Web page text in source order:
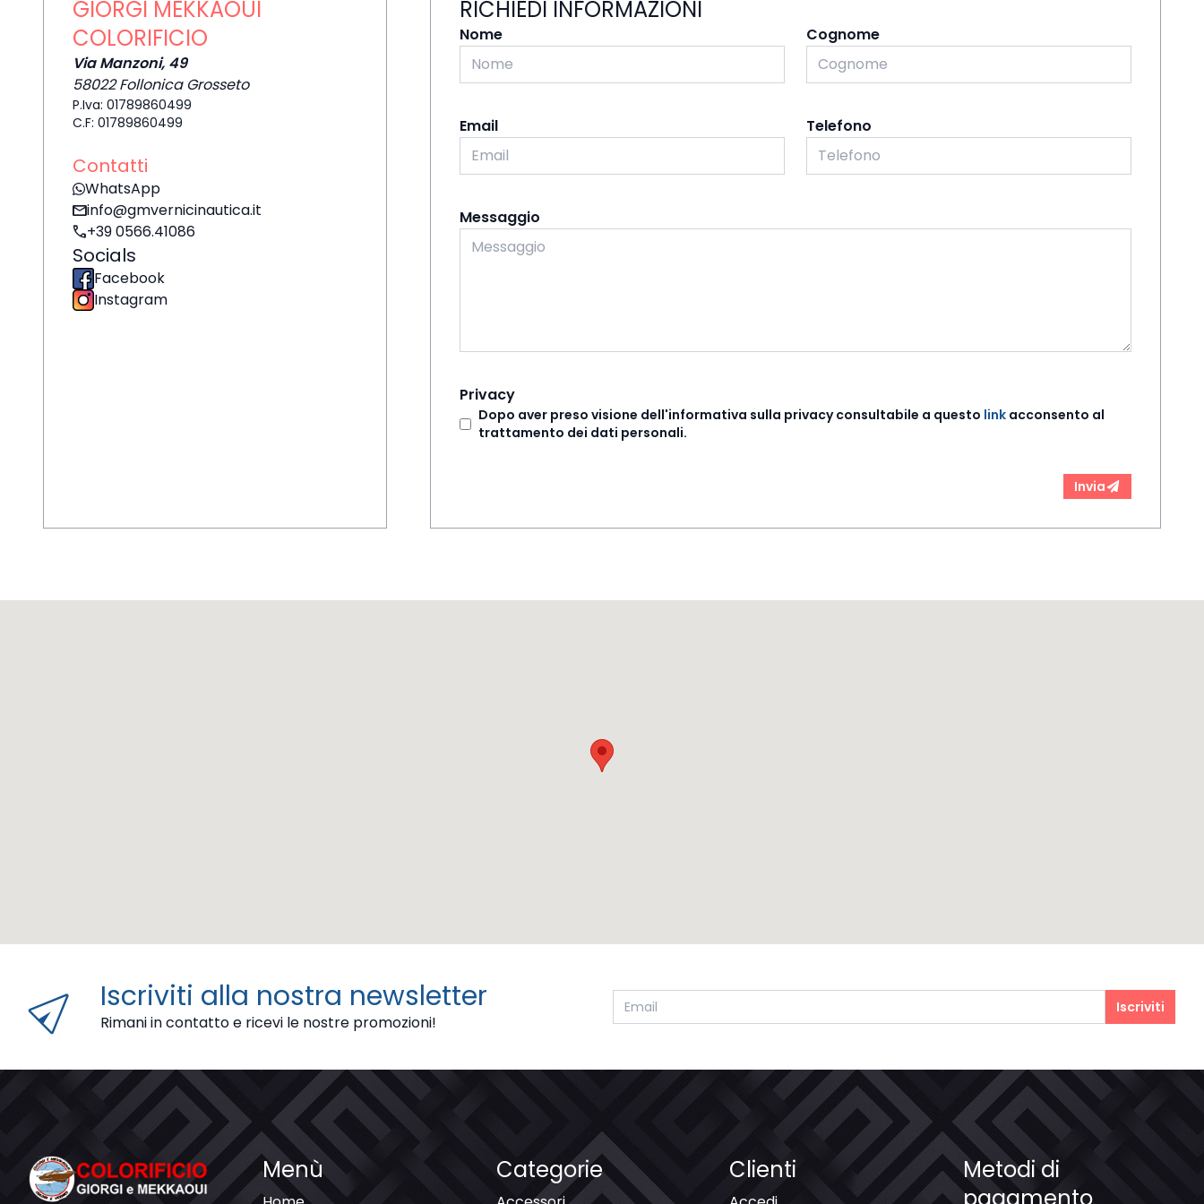
GIORGI MEKKAOUI
COLORIFICIO
Via Manzoni, 49
58022 Follonica Grosseto
P.Iva: 01789860499
C.F: 01789860499
Contatti
WhatsApp
mailinfo@gmvernicinautica.it
call+39 0566.41086
Socials
Facebook
Instagram
RICHIEDI INFORMAZIONI
Nome Cognome
Email Telefono
Messaggio
Privacy
Dopo aver preso visione dell'informativa sulla privacy consultabile a questo link acconsento al
trattamento dei dati personali.
Invia
sendIscriviti alla nostra newsletter
Rimani in contatto e ricevi le nostre promozioni!
Iscriviti
Menù Categorie Clienti
Metodi di